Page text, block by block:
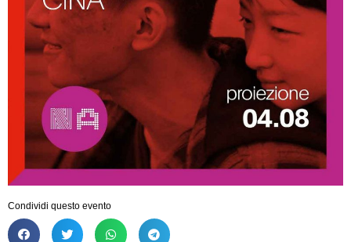
Condividi questo evento